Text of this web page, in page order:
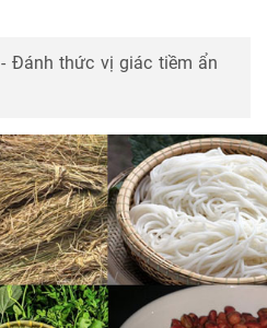
- Đánh thức vị giác tiềm ẩn